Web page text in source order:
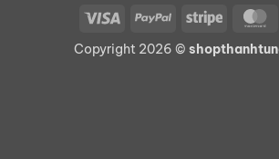
Visa PayPal Stripe
Copyright 2026 ©